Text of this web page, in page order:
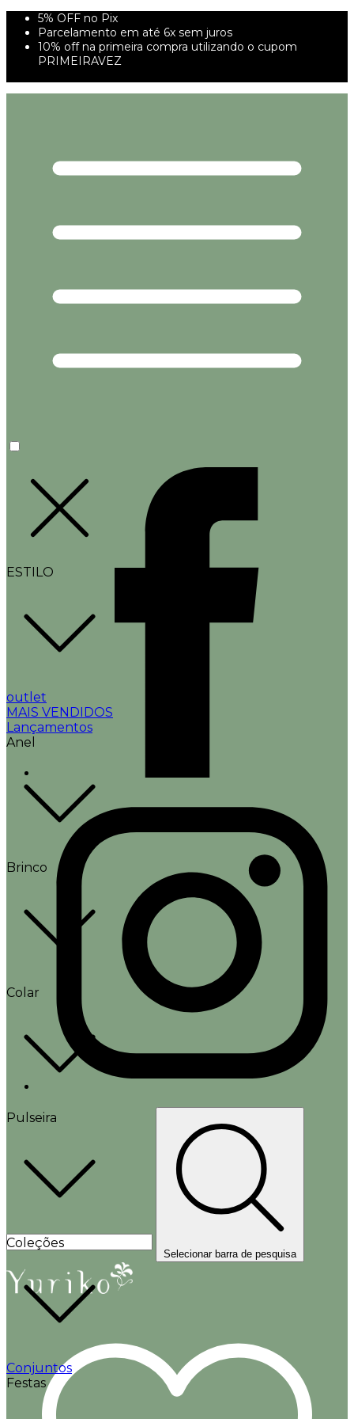
5% OFF no Pix
Parcelamento em até 6x sem juros
10% off na primeira compra utilizando o cupom
PRIMEIRAVEZ
ESTILO
outlet
MAIS VENDIDOS
Lançamentos
Anel
Brinco
Colar
Pulseira
Coleções
Conjuntos
Festas
Selecionar barra de pesquisa